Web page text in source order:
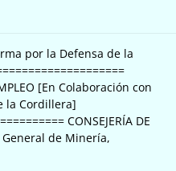
por la Defensa de la
[En Colaboración con
la Cordillera]
CONSEJERÍA DE
General de Minería,